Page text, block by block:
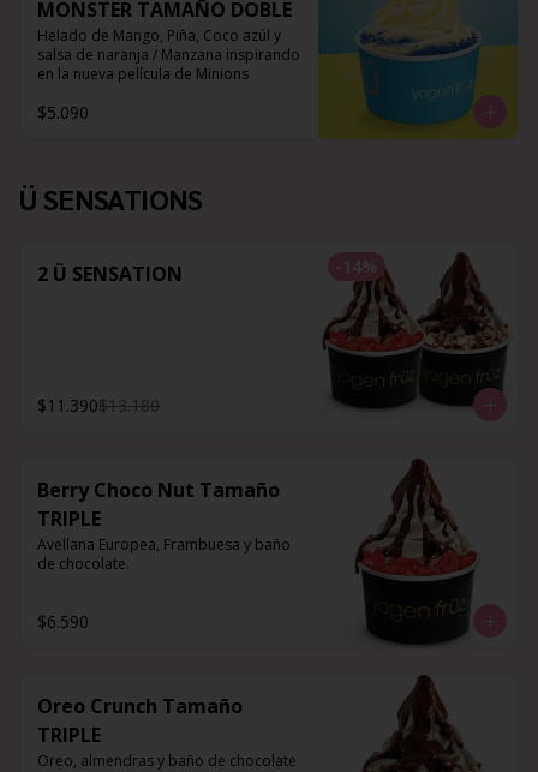
MONSTER TAMAÑO DOBLE
Helado de Mango, Piña, Coco azúl y
salsa de naranja / Manzana inspirando
en la nueva película de Minions
$5.090
Ü SENSATIONS
-14%
2 Ü SENSATION
$11.390$13.180
Berry Choco Nut Tamaño
TRIPLE
Avellana Europea, Frambuesa y baño
de chocolate.
$6.590
Oreo Crunch Tamaño
TRIPLE
Oreo, almendras y baño de chocolate